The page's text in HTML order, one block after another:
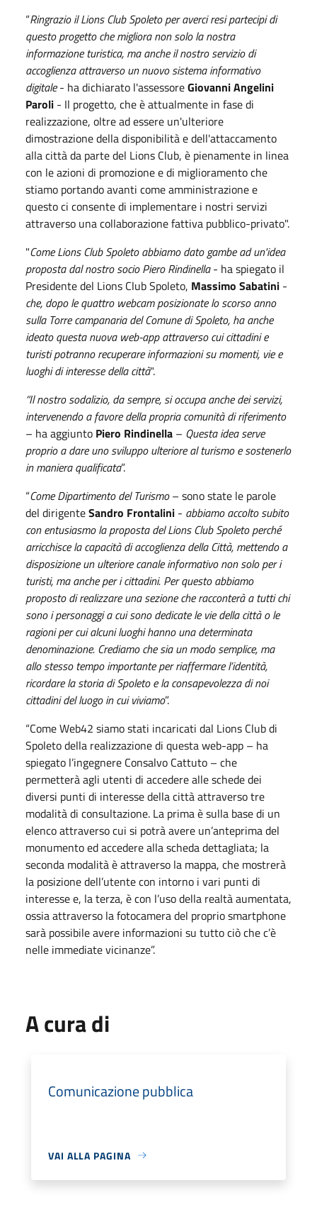
“Ringrazio il Lions Club Spoleto per averci resi partecipi di
questo progetto che migliora non solo la nostra
informazione turistica, ma anche il nostro servizio di
accoglienza attraverso un nuovo sistema informativo
digitale- ha dichiarato l'assessoreGiovanni Angelini
Paroli - Il progetto, che è attualmente in fase di
realizzazione, oltre ad essere un'ulteriore
dimostrazione della disponibilità e dell'attaccamento
alla città da parte del Lions Club, è pienamente in linea
con le azioni di promozione e di miglioramento che
stiamo portando avanti come amministrazione e
questo ci consente di implementare i nostri servizi
attraverso una collaborazione fattiva pubblico-privato".
"Come Lions Club Spoleto abbiamo dato gambe ad un'idea
proposta dal nostro socio Piero Rindinella- ha spiegato il
Presidente del Lions Club Spoleto, Massimo Sabatini -
che, dopo le quattro webcam posizionate lo scorso anno
sulla Torre campanaria del Comune di Spoleto, ha anche
ideato questa nuova web-app attraverso cui cittadini e
turisti potranno recuperare informazioni su momenti, vie e
luoghi di interesse della città".
“Il nostro sodalizio, da sempre, si occupa anche dei servizi,
intervenendo a favore della propria comunità di riferimento
– ha aggiunto Piero Rindinella – Questa idea serve
proprio a dare uno sviluppo ulteriore al turismo e sostenerlo
in maniera qualificata”.
“Come Dipartimento del Turismo– sono state le parole
del dirigenteSandro Frontalini - abbiamo accolto subito
con entusiasmo la proposta del Lions Club Spoleto perché
arricchisce la capacità di accoglienza della Città, mettendo a
disposizione un ulteriore canale informativo non solo per i
turisti, ma anche per i cittadini. Per questo abbiamo
proposto di realizzare una sezione che racconterà a tutti chi
sono i personaggi a cui sono dedicate le vie della città o le
ragioni per cui alcuni luoghi hanno una determinata
denominazione. Crediamo che sia un modo semplice, ma
allo stesso tempo importante per riaffermare l’identità,
ricordare la storia di Spoleto e la consapevolezza di noi
cittadini del luogo in cui viviamo”.
“Come Web42 siamo stati incaricati dal Lions Club di
Spoleto della realizzazione di questa web-app – ha
spiegato l’ingegnere Consalvo Cattuto – che
permetterà agli utenti di accedere alle schede dei
diversi punti di interesse della città attraverso tre
modalità di consultazione. La prima è sulla base di un
elenco attraverso cui si potrà avere un’anteprima del
monumento ed accedere alla scheda dettagliata; la
seconda modalità è attraverso la mappa, che mostrerà
la posizione dell’utente con intorno i vari punti di
interesse e, la terza, è con l’uso della realtà aumentata,
ossia attraverso la fotocamera del proprio smartphone
sarà possibile avere informazioni su tutto ciò che c’è
nelle immediate vicinanze”.
A cura di
Comunicazione pubblica
VAI ALLA PAGINA